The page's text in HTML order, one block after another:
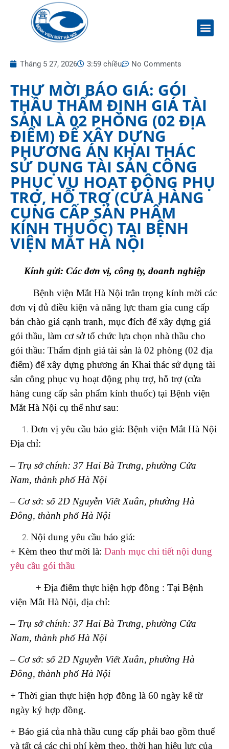
Tháng 5 27, 2026 3:59 chiều No Comments
THƯ MỜI BÁO GIÁ: GÓI
THẦU THẨM ĐỊNH GIÁ TÀI
SẢN LÀ 02 PHÒNG (02 ĐỊA
ĐIỂM) ĐỂ XÂY DỰNG
PHƯƠNG ÁN KHAI THÁC
SỬ DỤNG TÀI SẢN CÔNG
PHỤC VỤ HOẠT ĐỘNG PHỤ
TRỢ, HỖ TRỢ (CỬA HÀNG
CUNG CẤP SẢN PHẨM
KÍNH THUỐC) TẠI BỆNH
VIỆN MẮT HÀ NỘI
Kính gửi: Các đơn vị, công ty, doanh nghiệp
Bệnh viện Mắt Hà Nội trân trọng kính mời các
đơn vị đủ điều kiện và năng lực tham gia cung cấp
bản chào giá cạnh tranh, mục đích để xây dựng giá
gói thầu, làm cơ sở tổ chức lựa chọn nhà thầu cho
gói thầu: Thẩm định giá tài sản là 02 phòng (02 địa
điểm) để xây dựng phương án Khai thác sử dụng tài
sản công phục vụ hoạt động phụ trợ, hỗ trợ (cửa
hàng cung cấp sản phẩm kính thuốc) tại Bệnh viện
Mắt Hà Nội cụ thể như sau:
Đơn vị yêu cầu báo giá: Bệnh viện Mắt Hà Nội
Địa chỉ:
– Trụ sở chính: 37 Hai Bà Trưng, phường Cửa
Nam, thành phố Hà Nội
– Cơ sở: số 2D Nguyễn Viết Xuân, phường Hà
Đông, thành phố Hà Nội
Nội dung yêu cầu báo giá:
+ Kèm theo thư mời là: Danh mục chi tiết nội dung
yêu cầu gói thầu
+ Địa điểm thực hiện hợp đồng : Tại Bệnh
viện Mắt Hà Nội, địa chỉ:
– Trụ sở chính: 37 Hai Bà Trưng, phường Cửa
Nam, thành phố Hà Nội
– Cơ sở: số 2D Nguyễn Viết Xuân, phường Hà
Đông, thành phố Hà Nội
+ Thời gian thực hiện hợp đồng là 60 ngày kể từ
ngày ký hợp đồng.
+ Báo giá của nhà thầu cung cấp phải bao gồm thuế
và tất cả các chi phí kèm theo, thời hạn hiệu lực của